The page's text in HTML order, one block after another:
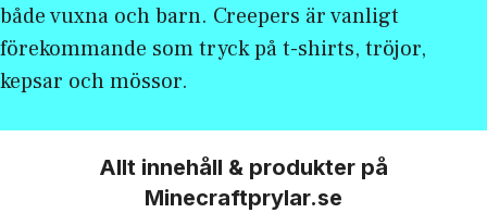
både vuxna och barn. Creepers är vanligt
förekommande som tryck på t-shirts, tröjor,
kepsar och mössor.
Allt innehåll & produkter på
Minecraftprylar.se